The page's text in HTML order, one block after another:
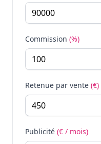
Commission (%)
Retenue par vente (€)
Publicité (€ / mois)